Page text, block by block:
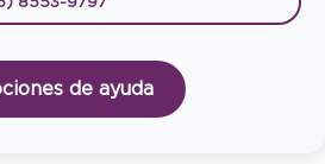
de ayuda